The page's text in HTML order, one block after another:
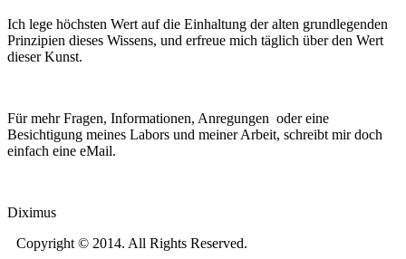
Ich lege höchsten Wert auf die Einhaltung der alten grundlegenden
Prinzipien dieses Wissens, und erfreue mich täglich über den Wert
dieser Kunst.
Für mehr Fragen, Informationen, Anregungen oder eine
Besichtigung meines Labors und meiner Arbeit, schreibt mir doch
einfach eine eMail.
Diximus
Copyright © 2014. All Rights Reserved.